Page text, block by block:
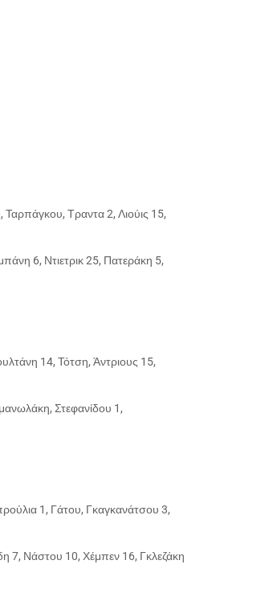
Τραντα 2, Λιούις 15,
6, Ντιετρικ 25, Πατεράκη 5,
14, Τότση, Άντριους 15,
Στεφανίδου 1,
1, Γάτου, Γκαγκανάτσου 3,
7, Νάστου 10, Χέμπεν 16, Γκλεζάκη